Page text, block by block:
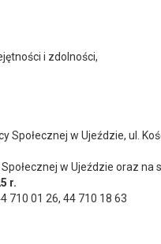
i zdolności,
Społecznej w Ujeździe, ul.
w Ujeździe oraz
r.
710 01 26, 44 710 18 63